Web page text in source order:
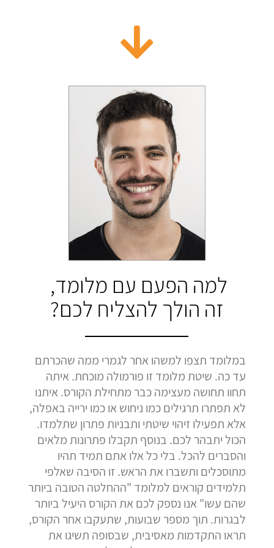
למה הפעם עם מלומד,
זה הולך להצליח לכם?
במלומד תצפו למשהו אחר לגמרי ממה שהכרתם
עד כה. שיטת מלומד זו פורמולה מוכחת. איתה
תחוו תחושה מעצימה כבר מתחילת הקורס. איתנו
לא תפתרו תרגילים כמו ניחוש או כמו ירייה באפלה,
אלא תפעילו זיהוי שיטתי ותבניות פתרון שתלמדו.
הכול יתבהר לכם. בנוסף תקבלו פתרונות מלאים
והסברים להכל. בלי כל אלו אתם תמיד תהיו
מתוסכלים ותשברו את הראש. זו הסיבה שאלפי
תלמידים קוראים למלומד "ההחלטה הטובה ביותר
שהם עשו" אנו נספק לכם את הקורס היעיל ביותר
לבגרות. תוך מספר שבועות, שתעקבו אחר הקורס,
תראו התקדמות מאסיבית, שבסופה תשיגו את